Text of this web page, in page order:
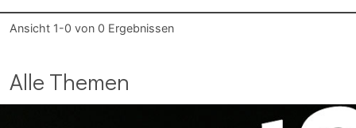
Ansicht 1-0 von 0 Ergebnissen
Alle Themen